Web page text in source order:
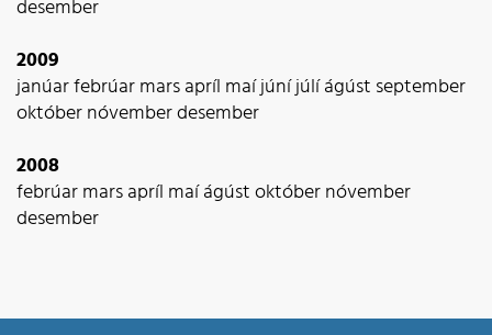
desember
2009
janúarfebrúarmarsapríl maíjúníjúlíágúst september
októbernóvemberdesember
2008
febrúarmarsapríl maíágústoktóbernóvember
desember